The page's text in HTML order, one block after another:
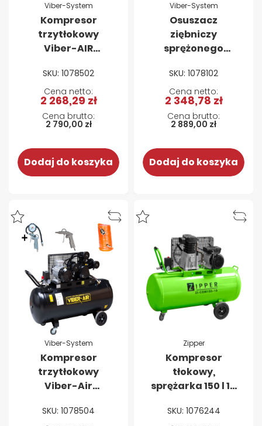
Viber-System
Kompresor
trzytłokowy
Viber-AIR
100L 230V
SKU: 1078502
2 790,00 zł
2 268,29 zł
Dodaj do koszyka
Viber-System
Osuszacz
ziębniczy
sprężonego
AIR 6XRL 600l/min
230V
SKU: 1078102
2 889,00 zł
2 348,78 zł
Dodaj do koszyka
Viber-System
Kompresor
trzytłokowy
Viber-Air
2,2kW 200L 230V
SKU: 1078504
Zipper
Kompresor
tłokowy,
sprężarka 150 l 10
COM150-10 150L
SKU: 1076244